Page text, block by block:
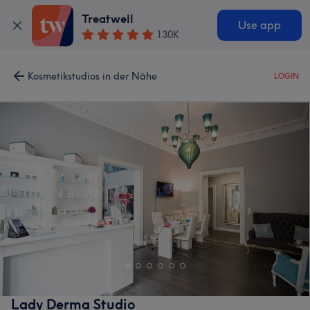
Treatwell
130K
Use app
Kosmetikstudios in der Nähe LOGIN
Lady Derma Studio